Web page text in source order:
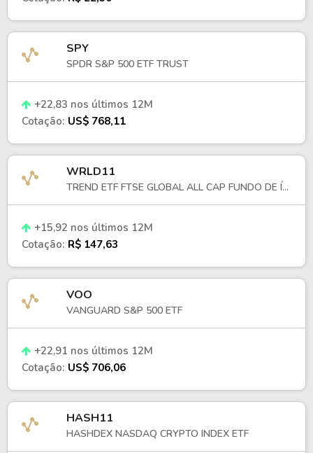
SPY
SPDR S&P 500 ETF TRUST
+22,83 nos últimos 12M
Cotação: US$ 768,11
WRLD11
TREND ETF FTSE GLOBAL ALL CAP FUNDO DE Í...
+15,92 nos últimos 12M
Cotação: R$ 147,63
VOO
VANGUARD S&P 500 ETF
+22,91 nos últimos 12M
Cotação: US$ 706,06
HASH11
HASHDEX NASDAQ CRYPTO INDEX ETF